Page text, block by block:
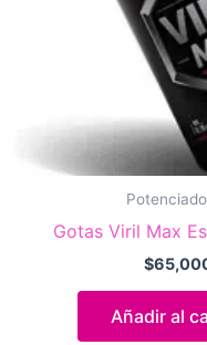
Gotas Viril Max
$
Añadir al